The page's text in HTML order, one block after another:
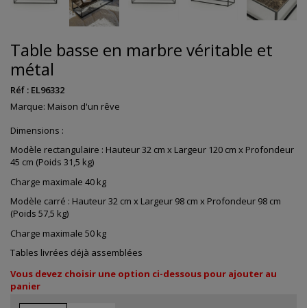
Table basse en marbre véritable et
métal
Réf : EL96332
Marque: Maison d'un rêve
Dimensions :
Modèle rectangulaire : Hauteur 32 cm x Largeur 120 cm x Profondeur
45 cm (Poids 31,5 kg)
Charge maximale 40 kg
Modèle carré : Hauteur 32 cm x Largeur 98 cm x Profondeur 98 cm
(Poids 57,5 kg)
Charge maximale 50 kg
Tables livrées déjà assemblées
Vous devez choisir une option ci-dessous pour ajouter au
panier